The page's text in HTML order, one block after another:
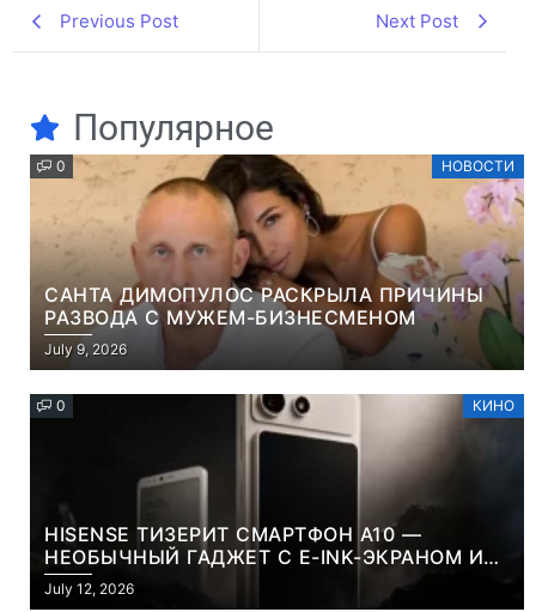
Previous Post Next Post
Популярное
0 НОВОСТИ
САНТА ДИМОПУЛОС РАСКРЫЛА ПРИЧИНЫ
РАЗВОДА С МУЖЕМ-БИЗНЕСМЕНОМ
July 9, 2026
0 КИНО
HISENSE ТИЗЕРИТ СМАРТФОН A10 —
НЕОБЫЧНЫЙ ГАДЖЕТ С E-INK-ЭКРАНОМ И
СЪЕМНОЙ LCD-ПАНЕЛЬЮ ДЛЯ ЦВЕТНОГО
КОНТЕНТА И СОЦСЕТЕЙ
July 12, 2026